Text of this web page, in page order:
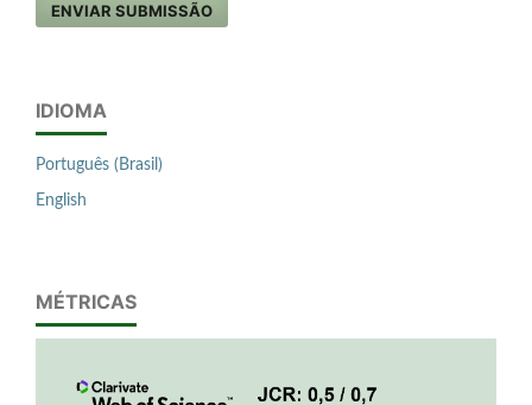
ENVIAR SUBMISSÃO
IDIOMA
Português (Brasil)
English
MÉTRICAS